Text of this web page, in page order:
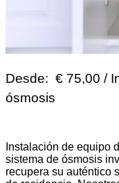
Desde: € 75,00 /
ósmosis
Instalación de equipo
sistema de ósmosis
recupera su auténtico